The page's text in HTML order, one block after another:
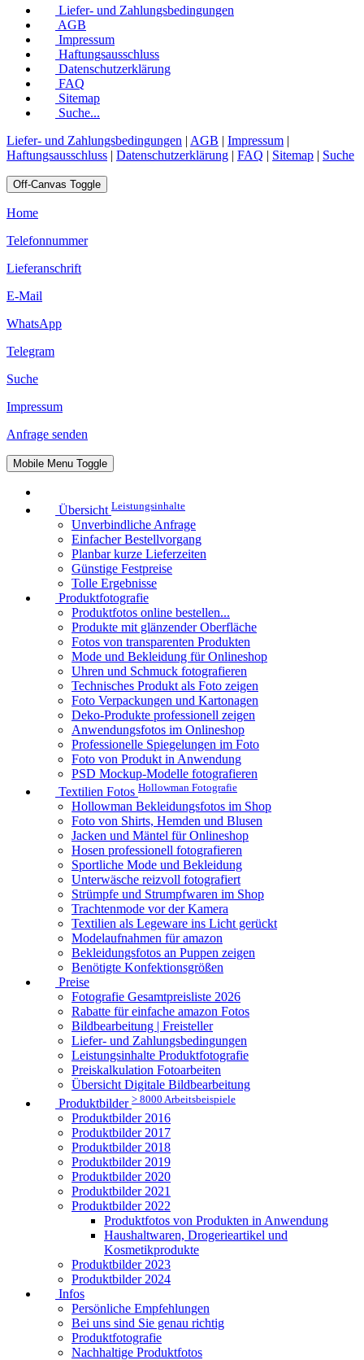
Liefer- und Zahlungsbedingungen
AGB
Impressum
Haftungsausschluss
Datenschutzerklärung
FAQ
Sitemap
Suche...
Liefer- und Zahlungsbedingungen | AGB | Impressum |
Haftungsausschluss | Datenschutzerklärung | FAQ | Sitemap | Suche
Off-Canvas Toggle
Home
Telefonnummer
Lieferanschrift
E-Mail
WhatsApp
Telegram
Suche
Impressum
Anfrage senden
Mobile Menu Toggle
Übersicht Leistungsinhalte
Unverbindliche Anfrage
Einfacher Bestellvorgang
Planbar kurze Lieferzeiten
Günstige Festpreise
Tolle Ergebnisse
Produktfotografie
Produktfotos online bestellen...
Produkte mit glänzender Oberfläche
Fotos von transparenten Produkten
Mode und Bekleidung für Onlineshop
Uhren und Schmuck fotografieren
Technisches Produkt als Foto zeigen
Foto Verpackungen und Kartonagen
Deko-Produkte professionell zeigen
Anwendungsfotos im Onlineshop
Professionelle Spiegelungen im Foto
Foto von Produkt in Anwendung
PSD Mockup-Modelle fotografieren
Textilien Fotos Hollowman Fotografie
Hollowman Bekleidungsfotos im Shop
Foto von Shirts, Hemden und Blusen
Jacken und Mäntel für Onlineshop
Hosen professionell fotografieren
Sportliche Mode und Bekleidung
Unterwäsche reizvoll fotografiert
Strümpfe und Strumpfwaren im Shop
Trachtenmode vor der Kamera
Textilien als Legeware ins Licht gerückt
Modelaufnahmen für amazon
Bekleidungsfotos an Puppen zeigen
Benötigte Konfektionsgrößen
Preise
Fotografie Gesamtpreisliste 2026
Rabatte für einfache amazon Fotos
Bildbearbeitung | Freisteller
Liefer- und Zahlungsbedingungen
Leistungsinhalte Produktfotografie
Preiskalkulation Fotoarbeiten
Übersicht Digitale Bildbearbeitung
Produktbilder > 8000 Arbeitsbeispiele
Produktbilder 2016
Produktbilder 2017
Produktbilder 2018
Produktbilder 2019
Produktbilder 2020
Produktbilder 2021
Produktbilder 2022
Produktfotos von Produkten in Anwendung
Haushaltwaren, Drogerieartikel und
Kosmetikprodukte
Produktbilder 2023
Produktbilder 2024
Infos
Persönliche Empfehlungen
Bei uns sind Sie genau richtig
Produktfotografie
Nachhaltige Produktfotos